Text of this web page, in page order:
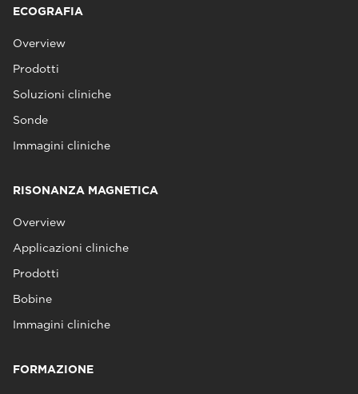
ECOGRAFIA
Overview
Prodotti
Soluzioni cliniche
Sonde
Immagini cliniche
RISONANZA MAGNETICA
Overview
Applicazioni cliniche
Prodotti
Bobine
Immagini cliniche
FORMAZIONE